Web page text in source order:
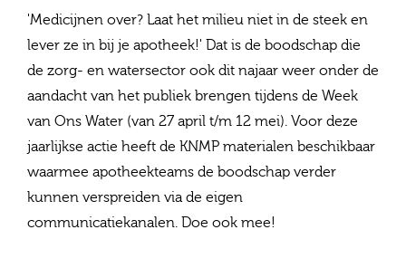
'Medicijnen over? Laat het milieu niet in de steek en
lever ze in bij je apotheek!' Dat is de boodschap die
de zorg- en watersector ook dit najaar weer onder de
aandacht van het publiek brengen tijdens de Week
van Ons Water (van 27 april t/m 12 mei). Voor deze
jaarlijkse actie heeft de KNMP materialen beschikbaar
waarmee apotheekteams de boodschap verder
kunnen verspreiden via de eigen
communicatiekanalen. Doe ook mee!